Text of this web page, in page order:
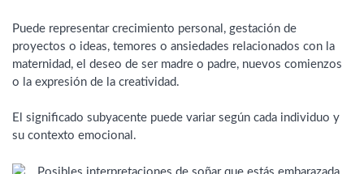
Puede representar crecimiento personal, gestación de
proyectos o ideas, temores o ansiedades relacionados con la
maternidad, el deseo de ser madre o padre, nuevos comienzos
o la expresión de la creatividad.
El significado subyacente puede variar según cada individuo y
su contexto emocional.